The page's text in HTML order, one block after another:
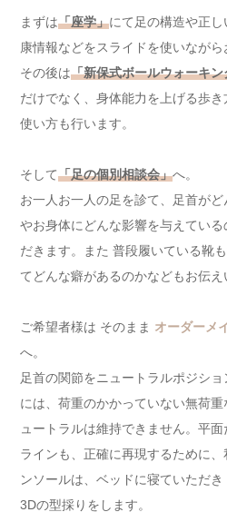
まずは「座学」にて足の構造や正
康情報などをスライドを使いながら
その後は「新保式ボールウォーキ
だけでなく、身体能力を上げる歩
使い方も行います。
そして「足の個別相談会」へ。
お一人お一人の足を診て、足首が
やお身体にどんな影響を与えてい
だきます。また 普段履いている靴
てどんな癖があるのかなどもお伝え
ご希望者様は そのまま オーダーメ
へ。
足首の関節をニュートラルポジシ
には、荷重のかかっていない無荷
ュートラルは維持できません。平
ラインも、正確に再現するために
ンソールは、ベッドに寝ていただ
3Dの型採りをします。